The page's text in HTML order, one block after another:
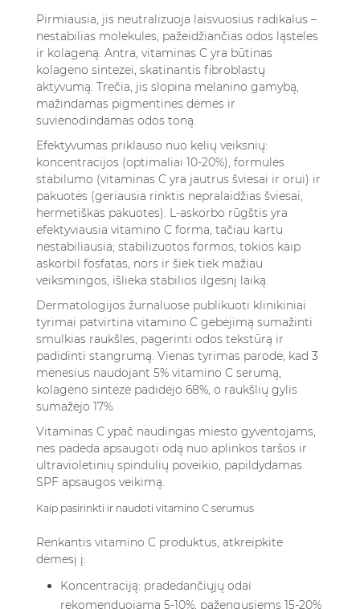
Pirmiausia, jis neutralizuoja laisvuosius radikalus –
nestabilias molekules, pažeidžiančias odos ląsteles
ir kolageną. Antra, vitaminas C yra būtinas
kolageno sintezei, skatinantis fibroblastų
aktyvumą. Trečia, jis slopina melanino gamybą,
mažindamas pigmentines dėmes ir
suvienodindamas odos toną.
Efektyvumas priklauso nuo kelių veiksnių:
koncentracijos (optimaliai 10-20%), formulės
stabilumo (vitaminas C yra jautrus šviesai ir orui) ir
pakuotės (geriausia rinktis nepralaidžias šviesai,
hermetiškas pakuotes). L-askorbo rūgštis yra
efektyviausia vitamino C forma, tačiau kartu
nestabiliausia; stabilizuotos formos, tokios kaip
askorbil fosfatas, nors ir šiek tiek mažiau
veiksmingos, išlieka stabilios ilgesnį laiką.
Dermatologijos žurnaluose publikuoti klinikiniai
tyrimai patvirtina vitamino C gebėjimą sumažinti
smulkias raukšles, pagerinti odos tekstūrą ir
padidinti stangrumą. Vienas tyrimas parodė, kad 3
mėnesius naudojant 5% vitamino C serumą,
kolageno sintezė padidėjo 68%, o raukšlių gylis
sumažėjo 17%.
Vitaminas C ypač naudingas miesto gyventojams,
nes padeda apsaugoti odą nuo aplinkos taršos ir
ultravioletinių spindulių poveikio, papildydamas
SPF apsaugos veikimą.
Kaip pasirinkti ir naudoti vitamino C serumus
Renkantis vitamino C produktus, atkreipkite
dėmesį į:
Koncentraciją: pradedančiųjų odai
rekomenduojama 5-10%, pažengusiems 15-20%